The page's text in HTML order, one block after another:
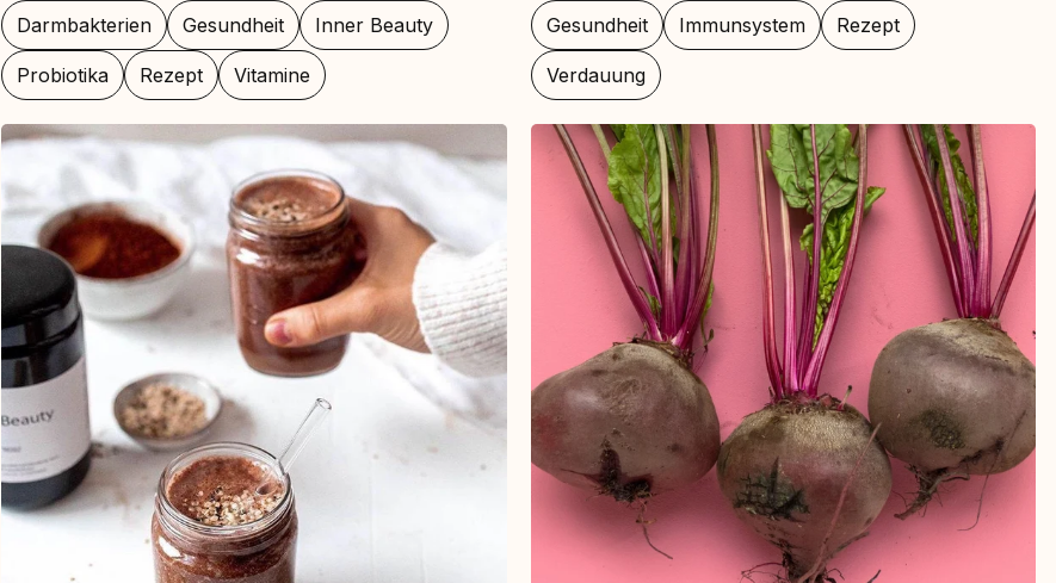
Darmbakterien Gesundheit Inner Beauty
Probiotika Rezept Vitamine
Gesundheit Immunsystem Rezept
Verdauung